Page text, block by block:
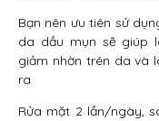
Bạn nên ưu tiên sử
da dầu mụn sẽ giúp
giảm nhờn trên da và
ra
Rửa mặt 2 lần/ngày,